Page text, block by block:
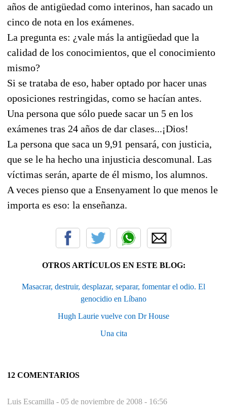
años de antigüedad como interinos, han sacado un
cinco de nota en los exámenes.
La pregunta es: ¿vale más la antigüedad que la
calidad de los conocimientos, que el conocimiento
mismo?
Si se trataba de eso, haber optado por hacer unas
oposiciones restringidas, como se hacían antes.
Una persona que sólo puede sacar un 5 en los
exámenes tras 24 años de dar clases...¡Dios!
La persona que saca un 9,91 pensará, con justicia,
que se le ha hecho una injusticia descomunal. Las
víctimas serán, aparte de él mismo, los alumnos.
A veces pienso que a Ensenyament lo que menos le
importa es eso: la enseñanza.
OTROS ARTÍCULOS EN ESTE BLOG:
Masacrar, destruir, desplazar, separar, fomentar el odio. El
genocidio en Líbano
Hugh Laurie vuelve con Dr House
Una cita
12 COMENTARIOS
Luis Escamilla - 05 de noviembre de 2008 - 16:56